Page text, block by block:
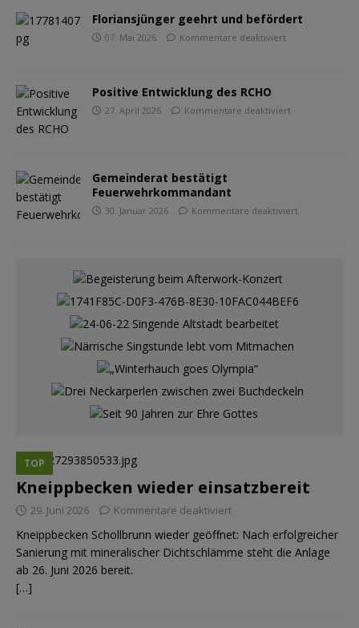
Floriansjünger geehrt und befördert
07. Mai 2026 Kommentare deaktiviert
Positive Entwicklung des RCHO
27. April 2026 Kommentare deaktiviert
Gemeinderat bestätigt
Feuerwehrkommandant
30. Januar 2026 Kommentare deaktiviert
TOP
Kneippbecken wieder einsatzbereit
29. Juni 2026 Kommentare deaktiviert
Kneippbecken Schollbrunn wieder geöffnet: Nach erfolgreicher
Sanierung mit mineralischer Dichtschlämme steht die Anlage
ab 26. Juni 2026 bereit.
[…]